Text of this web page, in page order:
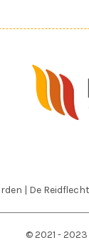
| De
© 2021 -